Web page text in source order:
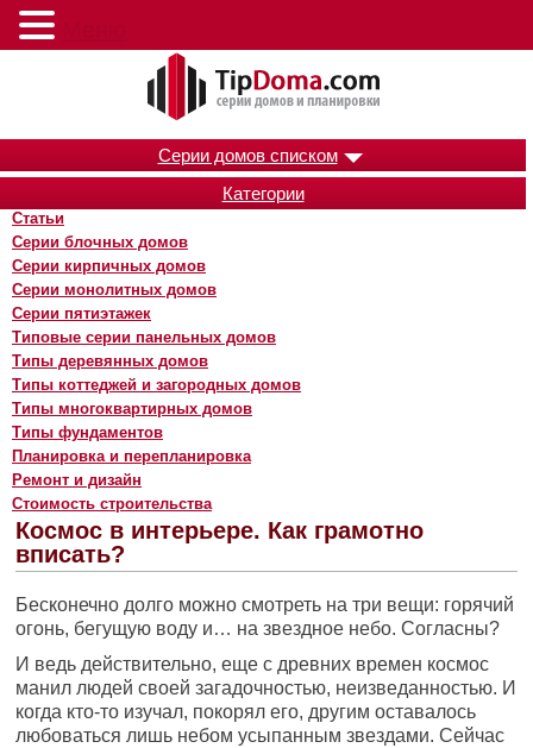
Серии домов списком
Категории
Статьи
Серии блочных домов
Серии кирпичных домов
Серии монолитных домов
Серии пятиэтажек
Типовые серии панельных домов
Типы деревянных домов
Типы коттеджей и загородных домов
Типы многоквартирных домов
Типы фундаментов
Планировка и перепланировка
Ремонт и дизайн
Стоимость строительства
Космос в интерьере. Как грамотно
вписать?
Бесконечно долго можно смотреть на три вещи: горячий
огонь, бегущую воду и… на звездное небо. Согласны?
И ведь действительно, еще с древних времен космос
манил людей своей загадочностью, неизведанностью. И
когда кто-то изучал, покорял его, другим оставалось
любоваться лишь небом усыпанным звездами. Сейчас